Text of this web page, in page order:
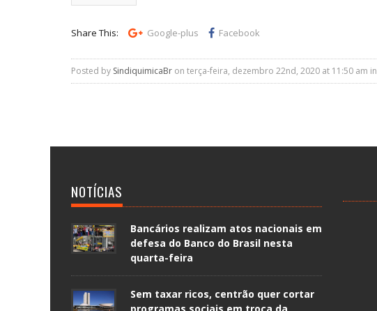
Share This: Google-plus Facebook
Posted by SindiquimicaBr on terça-feira, dezembro 22nd, 2020 at 11:50 am in
NOTÍCIAS
Bancários realizam atos nacionais em
defesa do Banco do Brasil nesta
quarta-feira
Sem taxar ricos, centrão quer cortar